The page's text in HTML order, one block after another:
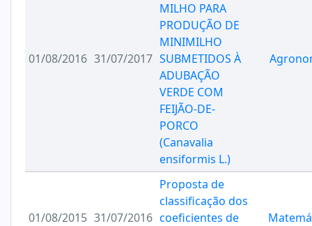
01/08/2016 31/07/2017
MILHO PARA
PRODUÇÃO DE
MINIMILHO
SUBMETIDOS À
ADUBAÇÃO
VERDE COM
FEIJÃO-DE-
PORCO
(Canavalia
ensiformis L.)
01/08/2015 31/07/2016
Proposta de
classificação dos
coeficientes de